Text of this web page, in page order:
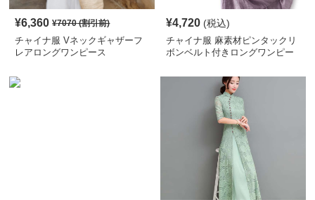
¥6,360 ¥7070(割引前)
チャイナ服 Vネックギャザーフ
レアロングワンピース
¥4,720 (税込)
チャイナ服 麻素材ピンタックリ
ボンベルト付きロングワンピー